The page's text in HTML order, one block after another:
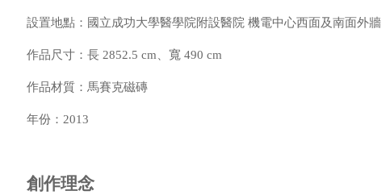
設置地點：國立成功大學醫學院附設醫院 機電中心西面及南面外牆
作品尺寸：長 2852.5 cm、寬 490 cm
作品材質：馬賽克磁磚
年份：2013
創作理念